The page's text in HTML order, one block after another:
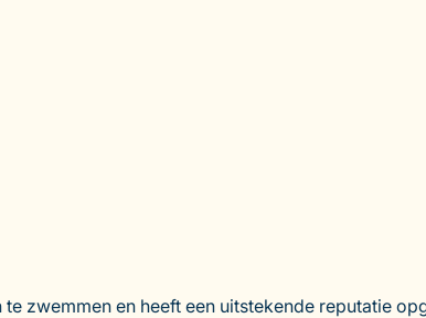
zwemmen en heeft een uitstekende reputatie